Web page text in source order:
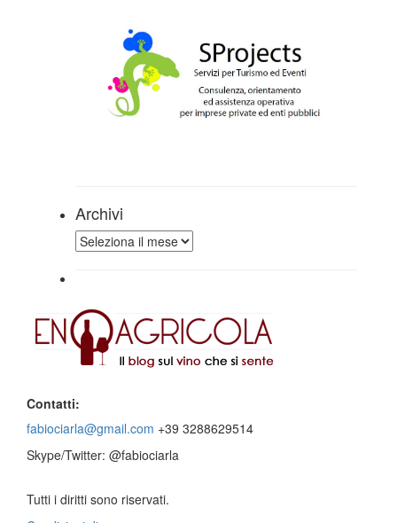
Archivi
Archivi
Contatti:
fabiociarla@gmail.com +39 3288629514
Skype/Twitter: @fabiociarla
Tutti i diritti sono riservati.